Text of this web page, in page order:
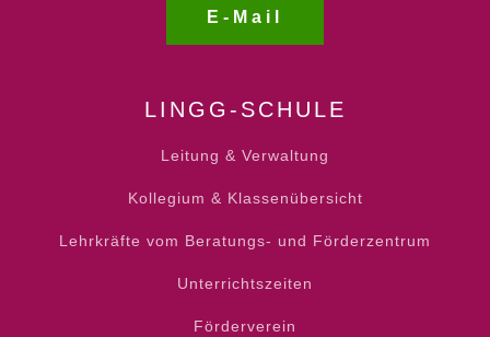
E-Mail
LINGG-SCHULE
Leitung & Verwaltung
Kollegium & Klassenübersicht
Lehrkräfte vom Beratungs- und Förderzentrum
Unterrichtszeiten
Förderverein